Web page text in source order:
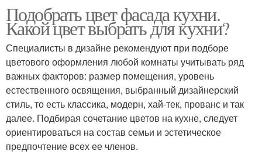
Подобрать цвет фасада кухни.
Какой цвет выбрать для кухни?
Специалисты в дизайне рекомендуют при подборе
цветового оформления любой комнаты учитывать ряд
важных факторов: размер помещения, уровень
естественного освящения, выбранный дизайнерский
стиль, то есть классика, модерн, хай-тек, прованс и так
далее. Подбирая сочетание цветов на кухне, следует
ориентироваться на состав семьи и эстетическое
предпочтение всех ее членов.